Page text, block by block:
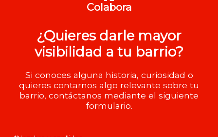
Colabora
¿Quieres darle mayor
visibilidad a tu barrio?
Si conoces alguna historia, curiosidad o
quieres contarnos algo relevante sobre tu
barrio, contáctanos mediante el siguiente
formulario.